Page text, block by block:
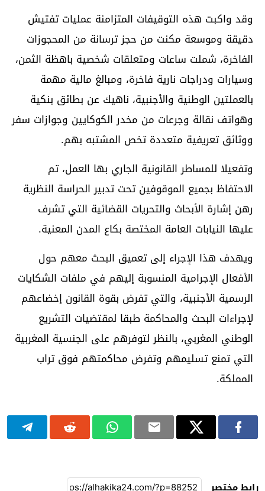
وقد واكبت هذه التوقيفات المتزامنة عمليات تفتيش
دقيقة وموسعة مكنت من حجز ترسانة من المحجوزات
الفاخرة، شملت ساعات ومتعلقات شخصية باهظة الثمن،
وسيارات ودراجات نارية فاخرة، ومبالغ مالية مهمة
بالعملتين الوطنية والأجنبية، ناهيك عن بطائق بنكية
وهواتف نقالة وجرعات من مخدر الكوكايين وجوازات سفر
ووثائق تعريفية متعددة تخص المشتبه بهم.
وتفعيلا للمساطر القانونية الجاري بها العمل، تم
الاحتفاظ بجميع الموقوفين تحت تدبير الحراسة النظرية
رهن إشارة الأبحاث والتحريات القضائية التي تشرف
عليها النيابات العامة المختصة بكاع المدن المعنية.
ويهدف هذا الإجراء إلى تعميق البحث معهم حول
الأفعال الإجرامية المنسوبة إليهم في ملفات الشكايات
الرسمية الأجنبية، والتي تفرض بقوة القانون إخضاعهم
لإجراءات البحث والمحاكمة طبقا لمقتضيات التشريع
الوطني المغربي، بالنظر لتوفرهم على الجنسية المغربية
التي تمنع تسليمهم وتفرض محاكمتهم فوق تراب
المملكة.
رابط مختصر